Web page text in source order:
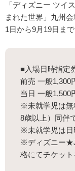
「ディズニー ツイ
まれた世界」九州
1日から9月19日ま
■入場日時指定
前売 一般1,300
当日 一般1,500
※未就学児は無
8歳以上）同伴
※未就学児は日
※ディズニー
格にてチケット